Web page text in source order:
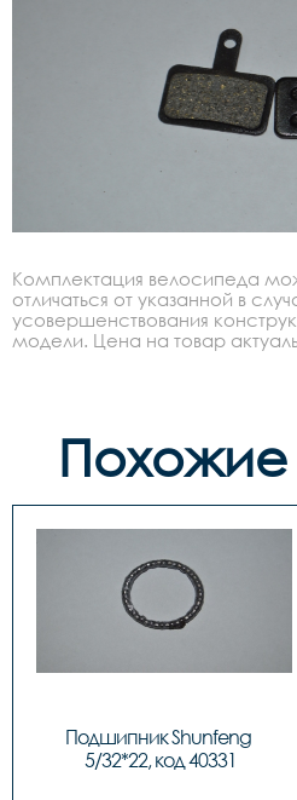
Комплектация велосипеда
отличаться от указанной в
усовершенствования
модели. Цена на товар
Похожие
Подшипник Shunfeng
5/32*22, код 40331